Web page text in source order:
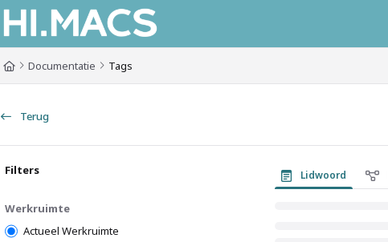
Documentation Index
Fetch the complete documentation index at:
Use this file to discover all available pages before exploring further.
Documentatie Tags
Terug
Filters
Werkruimte
Actueel Werkruimte
Lidwoord